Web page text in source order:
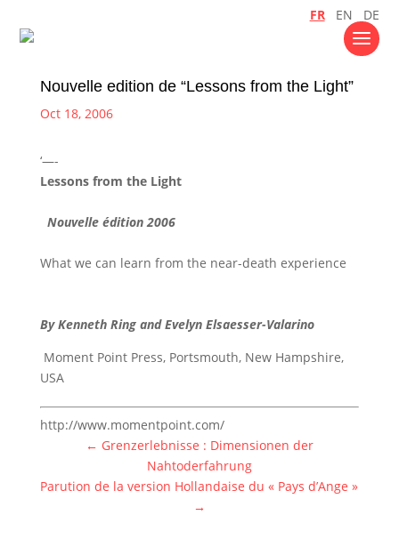
FR EN DE
Nouvelle edition de “Lessons from the Light”
Oct 18, 2006
‘—-
Lessons from the Light
Nouvelle édition 2006
What we can learn from the near-death experience
By Kenneth Ring and Evelyn Elsaesser-Valarino
Moment Point Press, Portsmouth, New Hampshire,
USA
http://www.momentpoint.com/
← Grenzerlebnisse : Dimensionen der
Nahtoderfahrung
Parution de la version Hollandaise du « Pays d’Ange »
→